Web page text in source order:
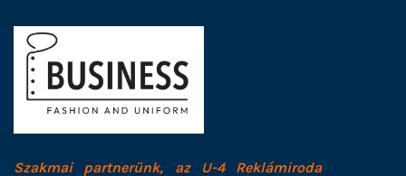
Szakmai partnerünk, az U-4 Reklámiroda